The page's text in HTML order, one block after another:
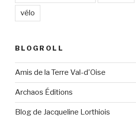
vélo
BLOGROLL
Amis de la Terre Val-d'Oise
Archaos Éditions
Blog de Jacqueline Lorthiois